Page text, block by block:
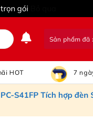
gói
Sản phẩm đã
HOT 7
S41FP Tích hợp đèn